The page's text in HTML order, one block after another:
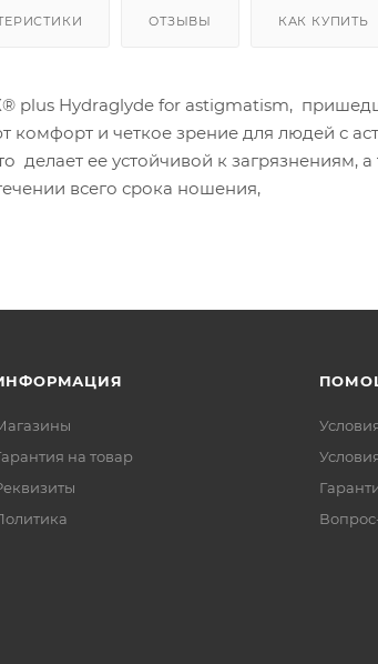
ОТЗЫВЫ КАК КУПИТЬ
plus Hydraglyde for astigmatism,
и четкое зрение для людей с
делает ее устойчивой к загрязнениям,
всего срока ношения,
на товар